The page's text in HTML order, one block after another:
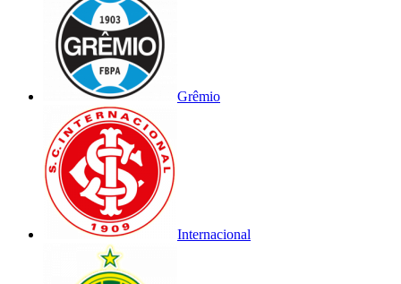
Grêmio
Internacional